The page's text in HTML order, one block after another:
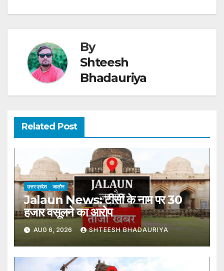
By
Shteesh
Bhadauriya
Related Post
उत्तर प्रदेश जालौन
Jalaun News: टीसी के नाम पर 30
हजार वसूलने का आरोप
AUG 6, 2026 SHTEESH BHADAURIYA